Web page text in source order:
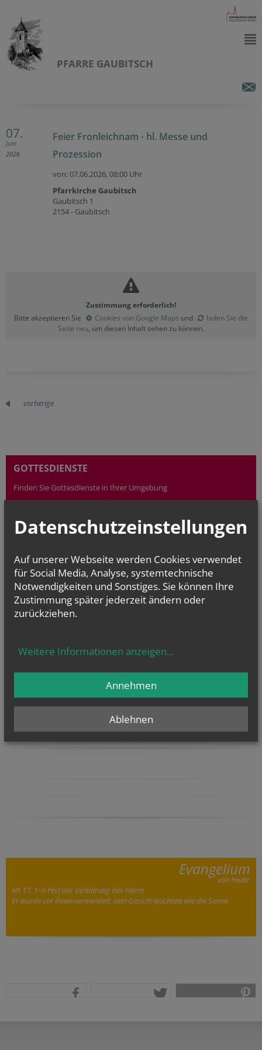
PFARRE GAUBITSCH
07.
Juni
2026
Feier Fronleichnam - hl. Messe und
Prozession
von: 07.06.2026,08:00 Uhr
Pfarrkirche Gaubitsch
Gaubitsch 1
2154 - Gaubitsch
Zustimmung erforderlich!
Bitte akzeptieren Sie
Cookies von Google Maps und
laden Sie die
Seite neu, um diesen Inhalt sehen zu können.
vorherige
GOTTESDIENSTE
Finden Sie Gottesdienste in Ihrer Umgebung
in der Nähe
TERMINE
Mo.., 10. August 2026 09:00
Zwergerl-Treff im Pfarrhof Gaubitsch
NAMENSTAGE
Hl. Felicissimus und hl. Agapitus, Hl. Gezelinus (Gozelin), Hl.
Gilbert, Hl....
Evangelium
von heute
Mt 17, 1–9 Fest der Verklärung des Herrn
Er wurde vor ihnen verwandelt; sein Gesicht leuchtete wie die Sonne
Datenschutzeinstellungen
Auf unserer Webseite werden Cookies verwendet
für Social Media, Analyse, systemtechnische
Notwendigkeiten und Sonstiges. Sie können Ihre
Zustimmung später jederzeit ändern oder
zurückziehen.
Weitere Informationen anzeigen...
Ablehnen
Annehmen